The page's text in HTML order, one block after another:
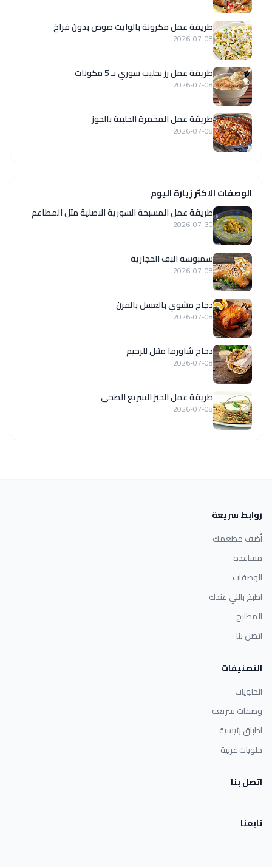
طريقة عمل مكرونة بالوايت صوص بدون فراخ
2026-07-08
طريقة عمل رز بحليب سوري بـ 5 مكونات
2026-07-08
طريقة عمل المحمرة الحلبية بالجوز
2026-07-08
الوصفات الاكثر زيارة اليوم
‏طريقة عمل المسبحة السورية الاصلية مثل المطاعم
2026-07-30
سمبوسة البف الحجازية
2026-07-08
دجاج مشوي بالعسل بالفرن
2026-07-08
دجاج شاورما متبل للرجيم
2026-07-08
طريقة عمل الخبز السريع الصحى
2026-07-08
روابط سريعة
أضف مطعمك
مساعدة
الوصفات
اطبخ باللي عندك
المطابخ
اتصل بنا
التصنيفات
الحلويات
وصفات سريعة
اطباق رئيسية
حلويات غربية
اتصل بنا
تابعنا